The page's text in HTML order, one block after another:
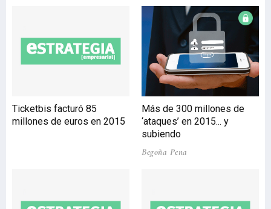
acompañado con una
recuperación total del
número de socios,
“consecuencia directa del
impacto generado
Ticketbis facturó 85
millones de euros en 2015
Más de 300 millones de
‘ataques’ en 2015... y
subiendo
Begoña Pena